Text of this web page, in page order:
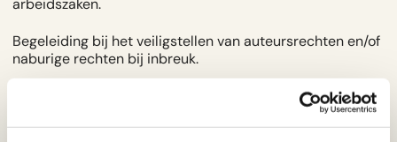
arbeidszaken.
Begeleiding bij het veiligstellen van auteursrechten en/of
naburige rechten bij inbreuk.
Begeleiding bij het bepalen van de rechtspositie bij
mogelijke inbreuk op auteursrechten en/of naburige
rechten.